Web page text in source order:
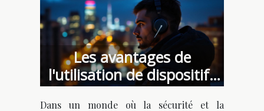
Les avantages de
l'utilisation de dispositifs
d'écoute discrets dans la
Dans un monde où la sécurité et la